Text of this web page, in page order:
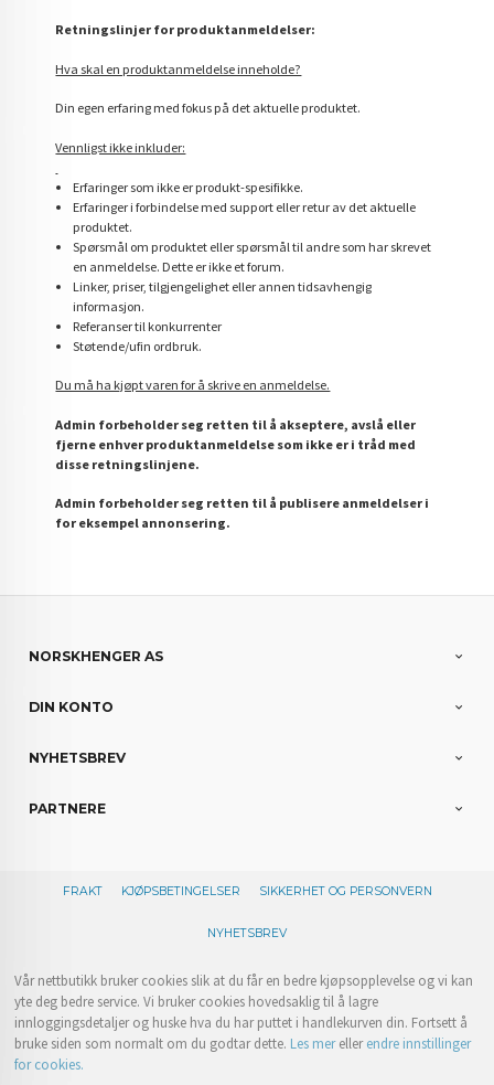
Retningslinjer for produktanmeldelser:
Hva skal en produktanmeldelse inneholde?
Din egen erfaring med fokus på det aktuelle produktet.
Vennligst ikke inkluder:
Erfaringer som ikke er produkt-spesifikke.
Erfaringer i forbindelse med support eller retur av det aktuelle
produktet.
Spørsmål om produktet eller spørsmål til andre som har skrevet
en anmeldelse. Dette er ikke et forum.
Linker, priser, tilgjengelighet eller annen tidsavhengig
informasjon.
Referanser til konkurrenter
Støtende/ufin ordbruk.
Du må ha kjøpt varen for å skrive en anmeldelse.
Admin forbeholder seg retten til å akseptere, avslå eller
fjerne enhver produktanmeldelse som ikke er i tråd med
disse retningslinjene.
Admin forbeholder seg retten til å publisere anmeldelser i
for eksempel annonsering.
NORSKHENGER AS
DIN KONTO
NYHETSBREV
PARTNERE
FRAKT KJØPSBETINGELSER SIKKERHET OG PERSONVERN
NYHETSBREV
Vår nettbutikk bruker cookies slik at du får en bedre kjøpsopplevelse og vi kan
yte deg bedre service. Vi bruker cookies hovedsaklig til å lagre
innloggingsdetaljer og huske hva du har puttet i handlekurven din. Fortsett å
bruke siden som normalt om du godtar dette. Les merellerendre innstillinger
for cookies.